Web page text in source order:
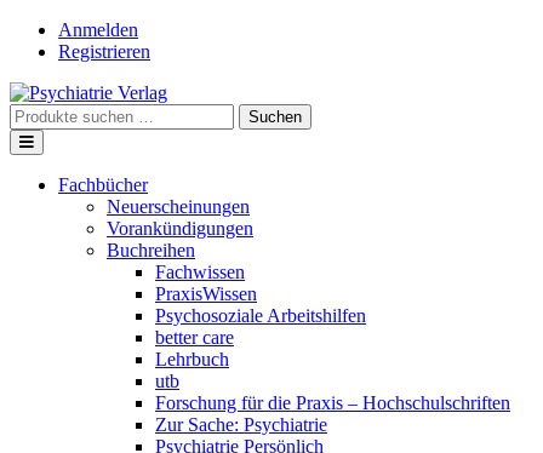
Skip
Anmelden
Registrieren
Suche
nach:
Suchen
Fachbücher
Neuerscheinungen
Vorankündigungen
Buchreihen
Fachwissen
PraxisWissen
Psychosoziale Arbeitshilfen
better care
Lehrbuch
utb
Forschung für die Praxis – Hochschulschriften
Zur Sache: Psychiatrie
Psychiatrie Persönlich